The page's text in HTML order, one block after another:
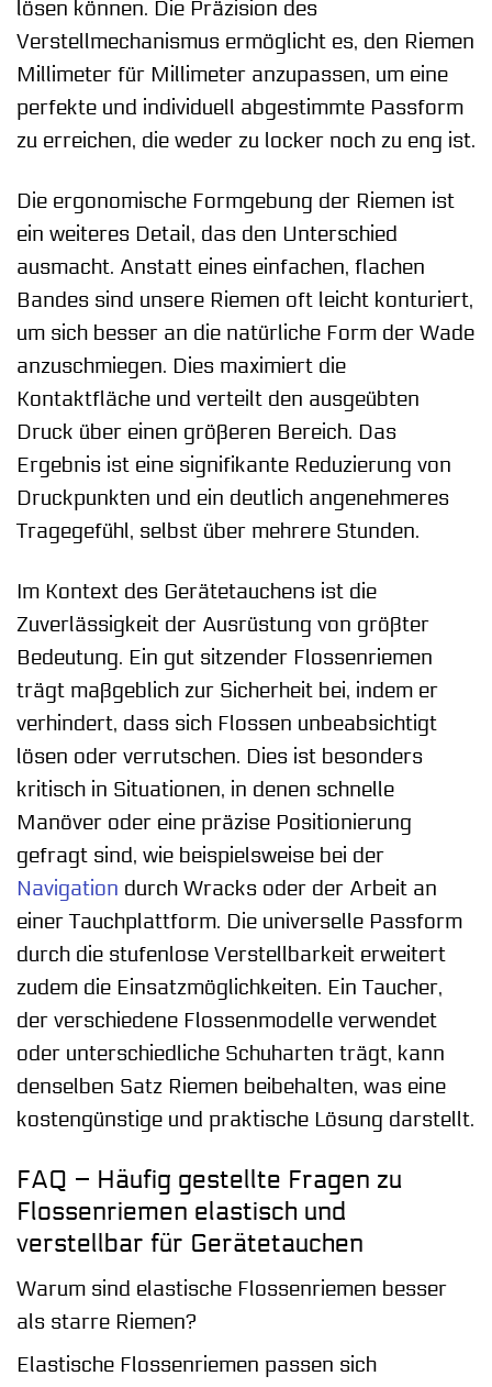
lösen können. Die Präzision des
Verstellmechanismus ermöglicht es, den Riemen
Millimeter für Millimeter anzupassen, um eine
perfekte und individuell abgestimmte Passform
zu erreichen, die weder zu locker noch zu eng ist.
Die ergonomische Formgebung der Riemen ist
ein weiteres Detail, das den Unterschied
ausmacht. Anstatt eines einfachen, flachen
Bandes sind unsere Riemen oft leicht konturiert,
um sich besser an die natürliche Form der Wade
anzuschmiegen. Dies maximiert die
Kontaktfläche und verteilt den ausgeübten
Druck über einen größeren Bereich. Das
Ergebnis ist eine signifikante Reduzierung von
Druckpunkten und ein deutlich angenehmeres
Tragegefühl, selbst über mehrere Stunden.
Im Kontext des Gerätetauchens ist die
Zuverlässigkeit der Ausrüstung von größter
Bedeutung. Ein gut sitzender Flossenriemen
trägt maßgeblich zur Sicherheit bei, indem er
verhindert, dass sich Flossen unbeabsichtigt
lösen oder verrutschen. Dies ist besonders
kritisch in Situationen, in denen schnelle
Manöver oder eine präzise Positionierung
gefragt sind, wie beispielsweise bei der
Navigation durch Wracks oder der Arbeit an
einer Tauchplattform. Die universelle Passform
durch die stufenlose Verstellbarkeit erweitert
zudem die Einsatzmöglichkeiten. Ein Taucher,
der verschiedene Flossenmodelle verwendet
oder unterschiedliche Schuharten trägt, kann
denselben Satz Riemen beibehalten, was eine
kostengünstige und praktische Lösung darstellt.
FAQ – Häufig gestellte Fragen zu
Flossenriemen elastisch und
verstellbar für Gerätetauchen
Warum sind elastische Flossenriemen besser
als starre Riemen?
Elastische Flossenriemen passen sich